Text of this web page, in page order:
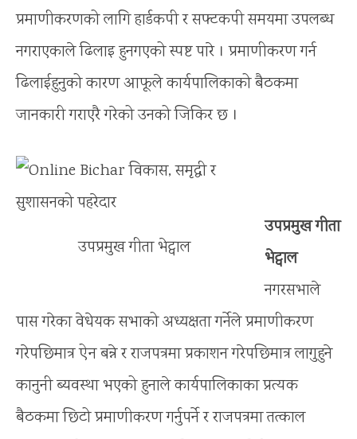
प्रमाणीकरणको लागि हार्डकपी र सफ्टकपी समयमा उपलब्ध
नगराएकाले ढिलाइ हुनगएको स्पष्ट पारे । प्रमाणीकरण गर्न
ढिलाईहुनुको कारण आफूले कार्यपालिकाको बैठकमा
जानकारी गराएरै गरेको उनको जिकिर छ ।
उपप्रमुख गीता भेट्वाल
उपप्रमुख गीता
भेट्वाल
नगरसभाले
पास गरेका वेधेयक सभाको अध्यक्षता गर्नेले प्रमाणीकरण
गरेपछिमात्र ऐन बन्ने र राजपत्रमा प्रकाशन गरेपछिमात्र लागुहुने
कानुनी ब्यवस्था भएको हुनाले कार्यपालिकाका प्रत्यक
बैठकमा छिटो प्रमाणीकरण गर्नुपर्ने र राजपत्रमा तत्काल